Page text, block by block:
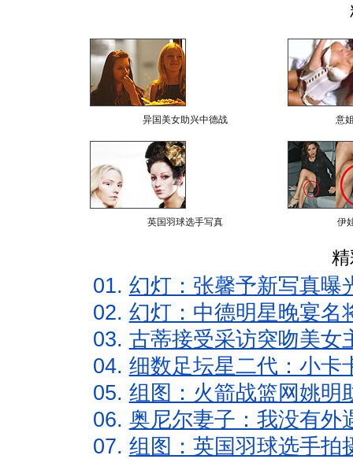
异国美女助兴中德战 意
英国羽球选手写真 伊
01. 幻灯：张馨予新写真曝
02. 幻灯：中德明星晚宴名
03. 古蒂接受采访突吻美女
04. 细数足坛星二代：小卡
05. 组图：火箭战篮网姚明
06. 奥尼尔妻子：我没有外
07. 组图：英国羽球选手拍